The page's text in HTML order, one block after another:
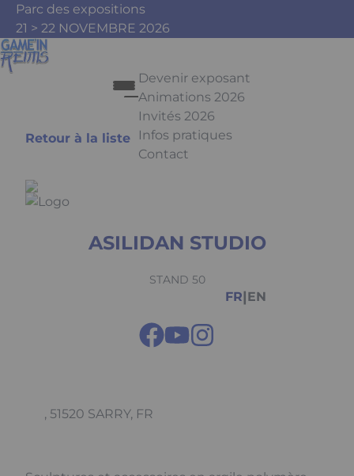
Aller au contenu principal
Parc des expositions
21 > 22 NOVEMBRE 2026
Devenir exposant
Animations 2026
Invités 2026
Infos pratiques
Contact
Facebook
Instagram
FR|EN
Retour à la liste
ASILIDAN STUDIO
STAND 50
, 51520 SARRY, FR
Panneau de gestion des cookies